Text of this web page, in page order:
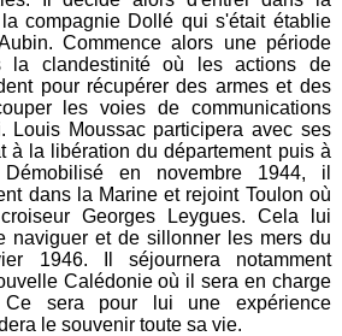
compagnie Dollé qui s'était établie
Commence alors une période
la clandestinité où les actions de
pour récupérer des armes et des
les voies de communications
Louis Moussac participera avec ses
à la libération du département puis à
en novembre 1944, il
dans la Marine et rejoint Toulon où
Georges Leygues. Cela lui
naviguer et de sillonner les mers du
1946. Il séjournera notamment
Calédonie où il sera en charge
sera pour lui une expérience
le souvenir toute sa vie.